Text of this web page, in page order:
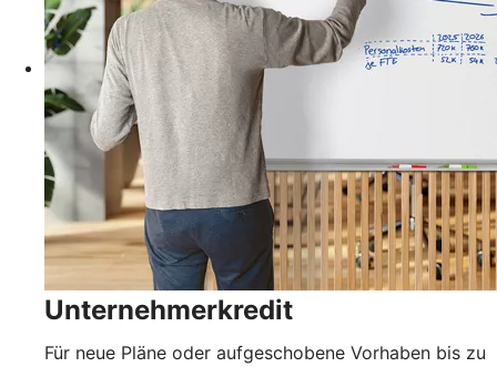
Unternehmerkredit
Für neue Pläne oder aufgeschobene Vorhaben bis zu